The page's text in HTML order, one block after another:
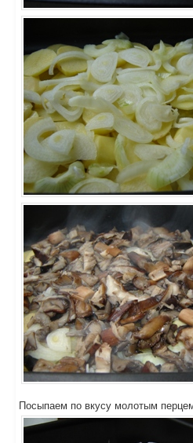
Посыпаем по вкусу молотым